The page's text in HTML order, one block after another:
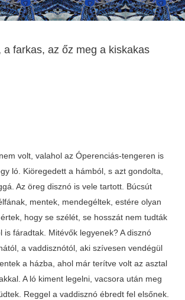
a farkas, az őz meg a kiskakas
volt, valahol az Óperenciás-tengeren is
ló. Kiöregedett a hámból, s azt gondolta,
Az öreg disznó is vele tartott. Búcsút
mentek, mendegéltek, estére olyan
hogy se szélét, se hosszát nem tudták
is fáradtak. Mitévők legyenek? A disznó
a vaddisznótól, aki szívesen vendégül
a házba, ahol már terítve volt az asztal
A ló kiment legelni, vacsora után meg
Reggel a vaddisznó ébredt fel elsőnek.